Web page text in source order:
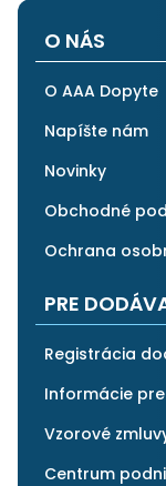
O NÁS
O AAA Dopyte
Napíšte nám
Novinky
Obchodné
Ochrana
PRE
Registrácia
Informácie
Vzorové
Centrum